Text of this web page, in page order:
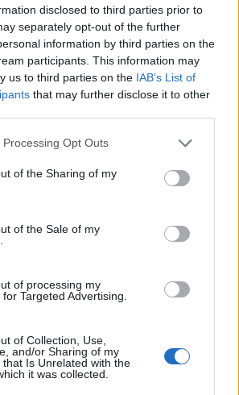
disclosed to third parties prior to
separately opt-out of the further
information by third parties on the
participants. This information may
us to third parties on the IAB’s List of
that may further disclose it to other
website/app uses one or more Google
or usage behaviour. You may click to
to Google and its third-party tags to
specified purposes in below Google
Opt Outs
of the Sharing of my
of the Sale of my
of processing my
Targeted Advertising.
of Collection, Use,
and/or Sharing of my
that Is Unrelated with the
it was collected.
analiza el mercado inmobiliario y sus